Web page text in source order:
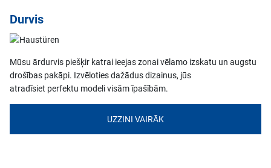
Durvis
Mūsu ārdurvis piešķir katrai ieejas zonai vēlamo izskatu un augstu
drošības pakāpi. Izvēloties dažādus dizainus, jūs
atradīsiet perfektu modeli visām īpašībām.
UZZINI VAIRĀK